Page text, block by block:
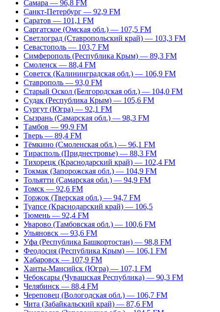
Самара — 96,8 FM
Санкт-Петербург — 92,9 FM
Саратов — 101,1 FM
Саргатское (Омская обл.) — 107,5 FM
Светлоград (Ставропольский край) — 103,3 FM
Севастополь — 103,7 FM
Симферополь (Республика Крым) — 89,3 FM
Смоленск — 88,4 FM
Советск (Калининградская обл.) — 106,9 FM
Ставрополь — 93,0 FM
Старый Оскол (Белгородская обл.) — 104,0 FM
Судак (Республика Крым) — 105,6 FM
Сургут (Югра) — 92,1 FM
Сызрань (Самарская обл.) — 98,3 FM
Тамбов — 99,9 FM
Тверь — 89,4 FM
Тёмкино (Смоленская обл.) — 96,1 FM
Тирасполь (Приднестровье) — 88,3 FM
Тихорецк (Краснодарский край) — 102,4 FM
Токмак (Запорожская обл.) — 104,9 FM
Тольятти (Самарская обл.) — 94,9 FM
Томск — 92,6 FM
Торжок (Тверская обл.) — 94,7 FM
Туапсе (Краснодарский край) — 106,5
Тюмень — 92,4 FM
Уварово (Тамбовская обл.) — 100,6 FM
Ульяновск — 93,6 FM
Уфа (Республика Башкортостан) — 98,8 FM
Феодосия (Республика Крым) — 106,1 FM
Хабаровск — 107,9 FM
Ханты-Мансийск (Югра) — 107,1 FM
Чебоксары (Чувашская Республика) — 90,3 FM
Челябинск — 88,4 FM
Череповец (Вологодская обл.) — 106,7 FM
Чита (Забайкальский край) — 87,6 FM